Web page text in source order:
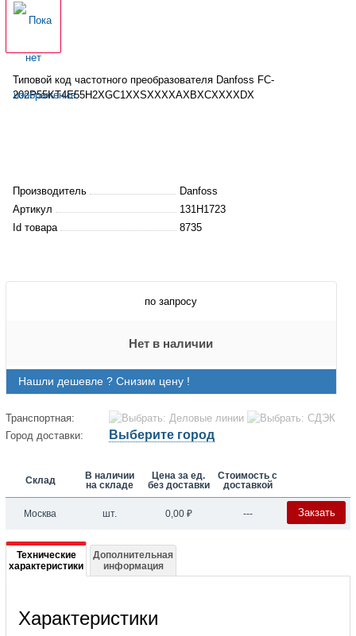
Типовой код частотного преобразователяDanfoss FC-
202P55KT4E55H2XGC1XXSXXXXAXBXCXXXXDX
Производитель
Danfoss
Артикул
131H1723
Id товара
8735
по запросу
Нет в наличии
Нашли дешевле ? Снизим цену !
Транспортная:
Город доставки:
Выберите город
Склад
В наличии
на складе
Цена за ед.
без доставки
Стоимость с
доставкой
Москва шт. 0,00 ₽ --- Закзать
Подробная
информация
131H1723
Технические
характеристики
Дополнительная
информация
Характеристики